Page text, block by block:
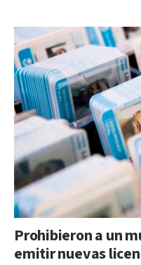
Prohibieron a un
emitir nuevas